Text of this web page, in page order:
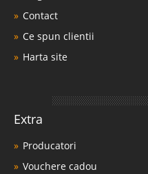
Contact
Ce spun clientii
Harta site
Extra
Producatori
Vouchere cadou